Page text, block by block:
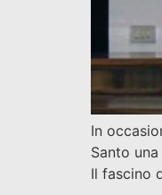
In
Santo
Il fascino